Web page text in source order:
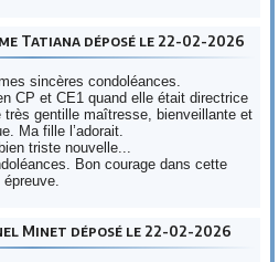
Tatiana déposé le 22-02-2026
sincères condoléances.
CP et CE1 quand elle était directrice
très gentille maîtresse, bienveillante et
Ma fille l’adorait.
triste nouvelle...
Bon courage dans cette
épreuve.
Minet déposé le 22-02-2026